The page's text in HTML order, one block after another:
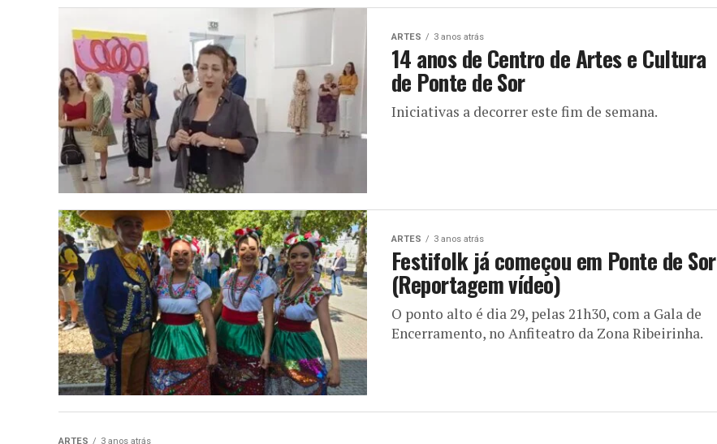
ARTES 3 anos atrás
14 anos de Centro de Artes e Cultura
de Ponte de Sor
Iniciativas a decorrer este fim de semana.
ARTES 3 anos atrás
Festifolk já começou em Ponte de Sor
(Reportagem vídeo)
O ponto alto é dia 29, pelas 21h30, com a Gala de
Encerramento, no Anfiteatro da Zona Ribeirinha.
ARTES 3 anos atrás